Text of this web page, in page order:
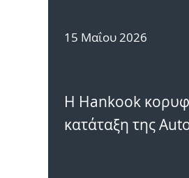
ΟΔΗΓΟΣ
ΝΕΑ
15 Μαΐου 2026
Η Hankook
κατάταξη της